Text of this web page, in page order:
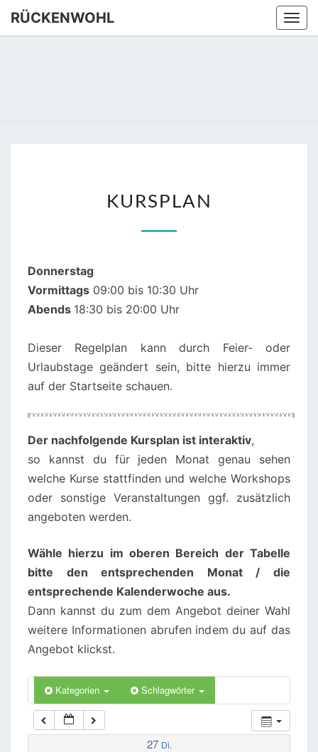
Skip
RÜCKENWOHL
KURSPLAN
Donnerstag
Vormittags 09:00 bis 10:30 Uhr
Abends 18:30 bis 20:00 Uhr
Dieser Regelplan kann durch Feier- oder
Urlaubstage geändert sein, bitte hierzu immer
auf der Startseite schauen.
Der nachfolgende Kursplan ist interaktiv,
so kannst du für jeden Monat genau sehen
welche Kurse stattfinden und welche Workshops
oder sonstige Veranstaltungen ggf. zusätzlich
angeboten werden.
Wähle hierzu im oberen Bereich der Tabelle
bitte den entsprechenden Monat / die
entsprechende Kalenderwoche aus.
Dann kannst du zum dem Angebot deiner Wahl
weitere Informationen abrufen indem du auf das
Angebot klickst.
Kategorien Schlagwörter
27 Di.
00:00
02:00
03:00
04:00
06:00
07:00
08:00